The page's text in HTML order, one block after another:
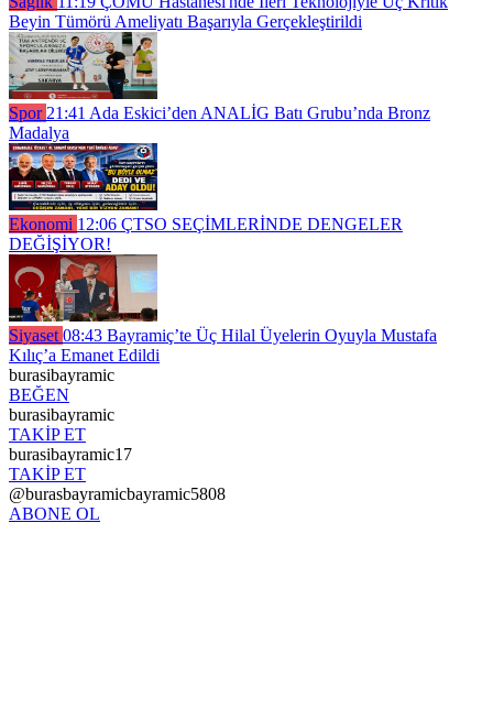
Beyin Tümörü Ameliyatı Başarıyla Gerçekleştirildi
Spor 21:41 Ada Eskici’den ANALİG Batı Grubu’nda Bronz
Madalya
Ekonomi 12:06 ÇTSO SEÇİMLERİNDE DENGELER
DEĞİŞİYOR!
Siyaset 08:43 Bayramiç’te Üç Hilal Üyelerin Oyuyla Mustafa
Kılıç’a Emanet Edildi
burasibayramic
BEĞEN
burasibayramic
TAKİP ET
burasibayramic17
TAKİP ET
@burasbayramicbayramic5808
ABONE OL